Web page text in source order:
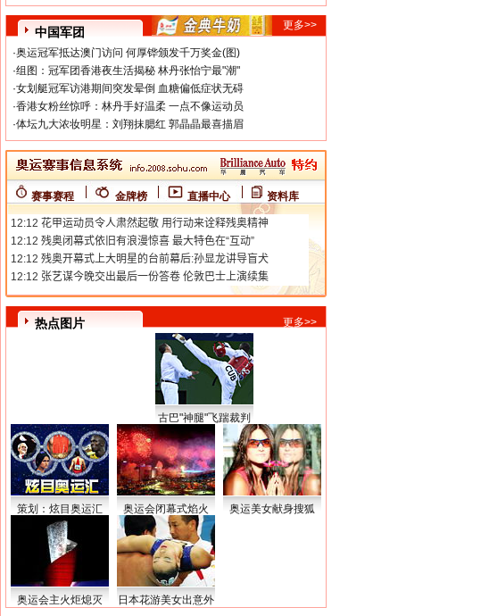
中国军团
更多>>
·奥运冠军抵达澳门访问 何厚铧颁发千万奖金(图)
·组图：冠军团香港夜生活揭秘 林丹张怡宁最"潮"
·女划艇冠军访港期间突发晕倒 血糖偏低症状无碍
·香港女粉丝惊呼：林丹手好温柔 一点不像运动员
·体坛九大浓妆明星：刘翔抹腮红 郭晶晶最喜描眉
赛事赛程 金牌榜 直播中心 资料库
热点图片 更多>>
古巴"神腿"飞踹裁判
策划：炫目奥运汇 奥运会闭幕式焰火 奥运美女献身搜狐
奥运会主火炬熄灭 日本花游美女出意外